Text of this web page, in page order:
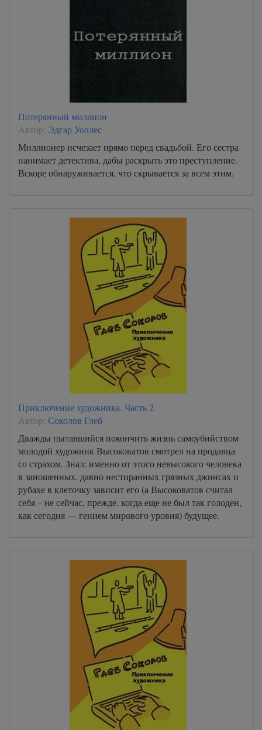
Потерянный миллион
Автор: Эдгар Уоллес
Миллионер исчезает прямо перед свадьбой. Его сестра
нанимает детектива, дабы раскрыть это преступление.
Вскоре обнаруживается, что скрывается за всем этим.
Приключение художника. Часть 2
Автор: Соколов Глеб
Дважды пытавшийся покончить жизнь самоубийством
молодой художник Высоковатов смотрел на продавца
со страхом. Знал: именно от этого невысокого человека
в заношенных, давно нестиранных грязных джинсах и
рубахе в клеточку зависит его (а Высоковатов считал
себя – не сейчас, прежде, когда еще не был так голоден,
как сегодня — гением мирового уровня) будущее.